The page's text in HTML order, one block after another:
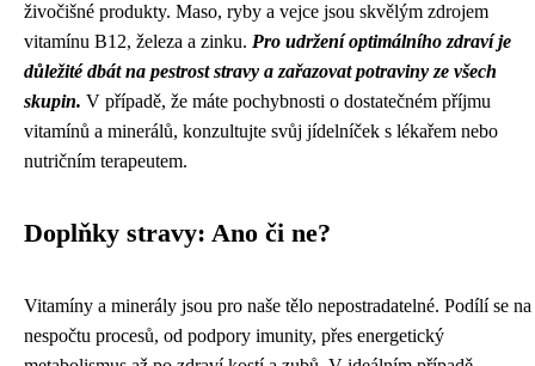
živočišné produkty. Maso, ryby a vejce jsou skvělým zdrojem
vitamínu B12, železa a zinku. Pro udržení optimálního zdraví je
důležité dbát na pestrost stravy a zařazovat potraviny ze všech
skupin. V případě, že máte pochybnosti o dostatečném příjmu
vitamínů a minerálů, konzultujte svůj jídelníček s lékařem nebo
nutričním terapeutem.
Doplňky stravy: Ano či ne?
Vitamíny a minerály jsou pro naše tělo nepostradatelné. Podílí se na
nespočtu procesů, od podpory imunity, přes energetický